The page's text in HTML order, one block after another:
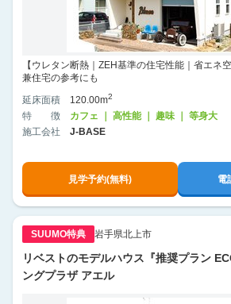
【ウレタン断熱｜ZEH基準の住宅性能｜省エネ
兼住宅の参考にも
延床面積
120.00m2
特徴
カフェ ｜ 高性能 ｜ 趣味 ｜ 等身大
施工会社
J-BASE
見学予約(無料) 電
SUUMO特典 岩手県北上市
リベストのモデルハウス『推奨プラン
ングプラザ アエル